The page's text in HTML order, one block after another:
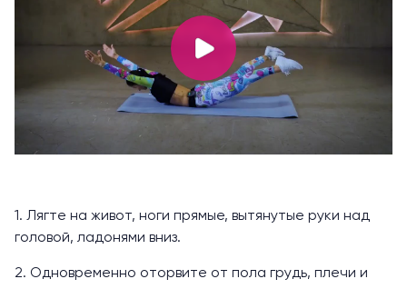
1. Лягте на живот, ноги прямые, вытянутые руки над
головой, ладонями вниз.
2. Одновременно оторвите от пола грудь, плечи и